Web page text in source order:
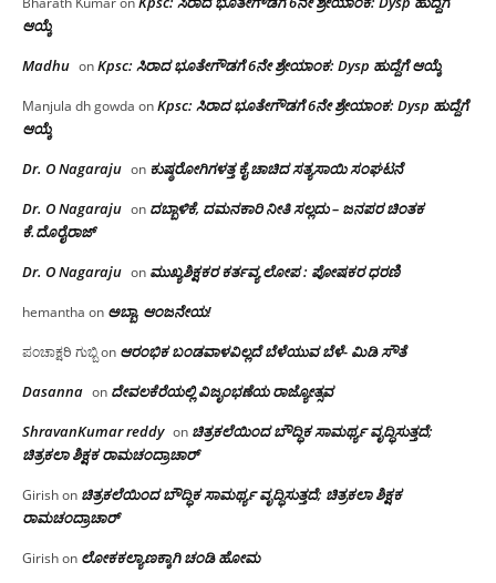
ಆಯ್ಕೆ
Madhu onKpsc: ಸಿರಾದ ಭೂತೇಗೌಡಗೆ 6ನೇ ಶ್ರೇಯಾಂಕ: Dysp ಹುದ್ದೆಗೆ ಆಯ್ಕೆ
Manjula dh gowda onKpsc: ಸಿರಾದ ಭೂತೇಗೌಡಗೆ 6ನೇ ಶ್ರೇಯಾಂಕ: Dysp ಹುದ್ದೆಗೆ
ಆಯ್ಕೆ
Dr. O Nagaraju on ಕುಷ್ಠರೋಗಿಗಳತ್ತ ಕೈ ಚಾಚಿದ ಸತ್ಯಸಾಯಿ ಸಂಘಟನೆ
Dr. O Nagaraju on ದಬ್ಬಾಳಿಕೆ, ದಮನಕಾರಿ ನೀತಿ ಸಲ್ಲದು – ಜನಪರ ಚಿಂತಕ
ಕೆ.ದೊರೈರಾಜ್
Dr. O Nagaraju on ಮುಖ್ಯಶಿಕ್ಷಕರ ಕರ್ತವ್ಯ ಲೋಪ : ಪೋಷಕರ ಧರಣಿ
hemantha on ಅಬ್ಬಾ, ಆಂಜನೇಯ!
ಪಂಚಾಕ್ಷರಿ ಗುಬ್ಬಿon ಆರಂಭಿಕ ಬಂಡವಾಳವಿಲ್ಲದೆ ಬೆಳೆಯುವ ಬೆಳೆ- ಮಿಡಿ ಸೌತೆ
Dasanna on ದೇವಲಕೆರೆಯಲ್ಲಿ ವಿಜೃಂಭಣೆಯ ರಾಜ್ಯೋತ್ಸವ
ShravanKumar reddy on ಚಿತ್ರಕಲೆಯಿಂದ ಬೌದ್ಧಿಕ ಸಾಮರ್ಥ್ಯ ವೃದ್ಧಿಸುತ್ತದೆ;
ಚಿತ್ರಕಲಾ ಶಿಕ್ಷಕ ರಾಮಚಂದ್ರಾಚಾರ್
Girishon ಚಿತ್ರಕಲೆಯಿಂದ ಬೌದ್ಧಿಕ ಸಾಮರ್ಥ್ಯ ವೃದ್ಧಿಸುತ್ತದೆ; ಚಿತ್ರಕಲಾ ಶಿಕ್ಷಕ
ರಾಮಚಂದ್ರಾಚಾರ್
Girishon ಲೋಕಕಲ್ಯಾಣಕ್ಕಾಗಿ ಚಂಡಿ ಹೋಮ